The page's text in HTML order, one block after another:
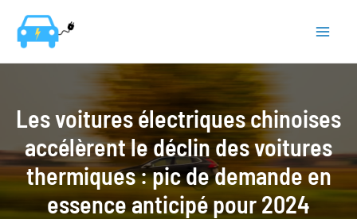
contenu
Les voitures électriques chinoises
accélèrent le déclin des voitures
thermiques : pic de demande en
essence anticipé pour 2024